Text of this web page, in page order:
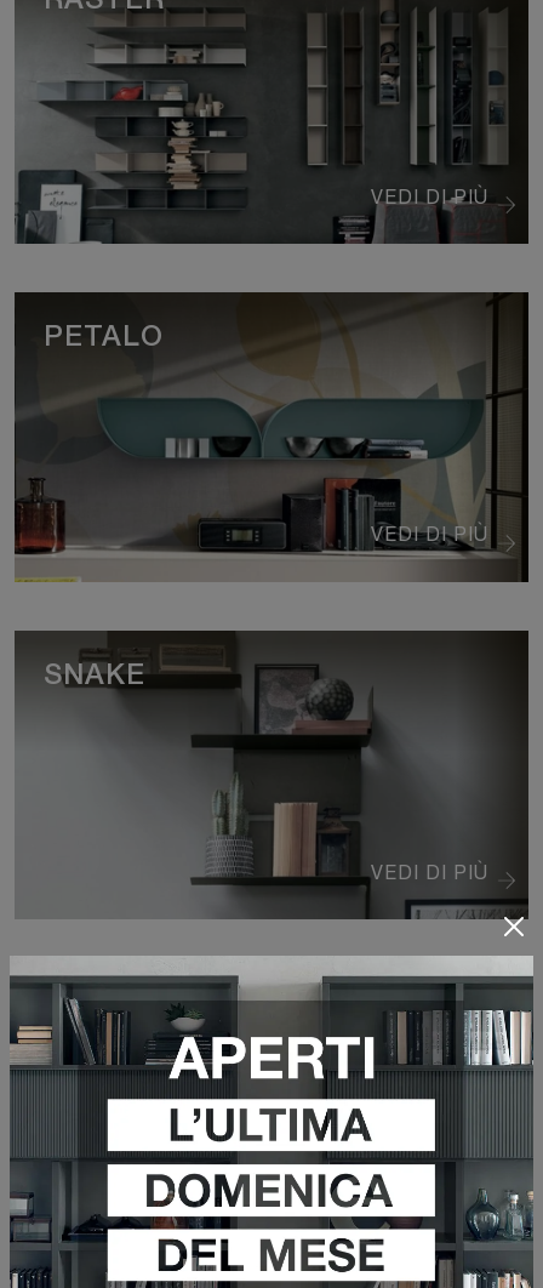
VEDI DI PIÙ
VEDI DI PIÙ
PETALO
VEDI DI PIÙ
SNAKE
VEDI DI PIÙ
CIKO